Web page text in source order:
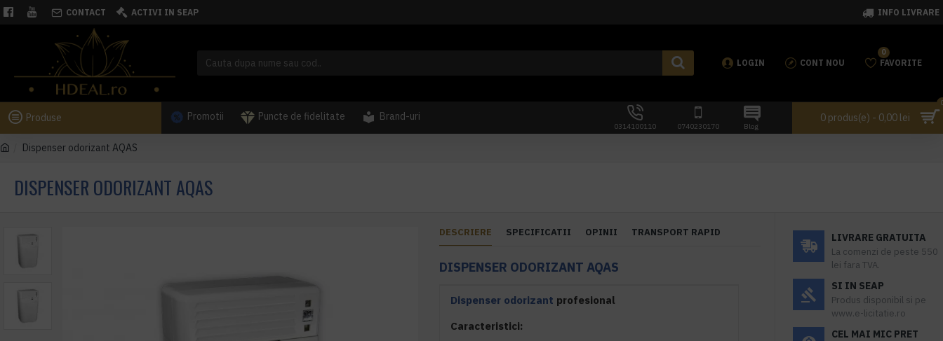
CONTACT ACTIVI IN SEAP INFO LIVRARE
LOGIN CONT NOU FAVORITE
0
Produse Promotii Puncte de fidelitate Brand-uri
0314100110 0740230170 Blog
0 produs(e) - 0,00 lei
Dispenser odorizant AQAS
DISPENSER ODORIZANT AQAS
DESCRIERE SPECIFICATII OPINII TRANSPORT RAPID
DISPENSER ODORIZANT AQAS
Dispenser odorizant profesional
Caracteristici:
LIVRARE GRATUITA
La comenzi de peste 550
lei fara TVA.
SI IN SEAP
Produs disponibil si pe
www.e-licitatie.ro
CEL MAI MIC PRET